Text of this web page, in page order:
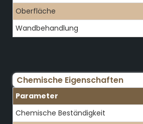
Oberfläche
Wandbehandlung
Chemische Eigenschaften
Parameter
Chemische Beständigkeit